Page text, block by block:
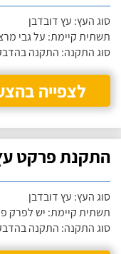
סוג העץ: עץ דובדבן
תשתית קיימת: על גבי
סוג התקנה: התקנה
לצפייה
התקנת פרקט
סוג העץ: עץ דובדבן
תשתית קיימת: יש לפרק
סוג התקנה: התקנה